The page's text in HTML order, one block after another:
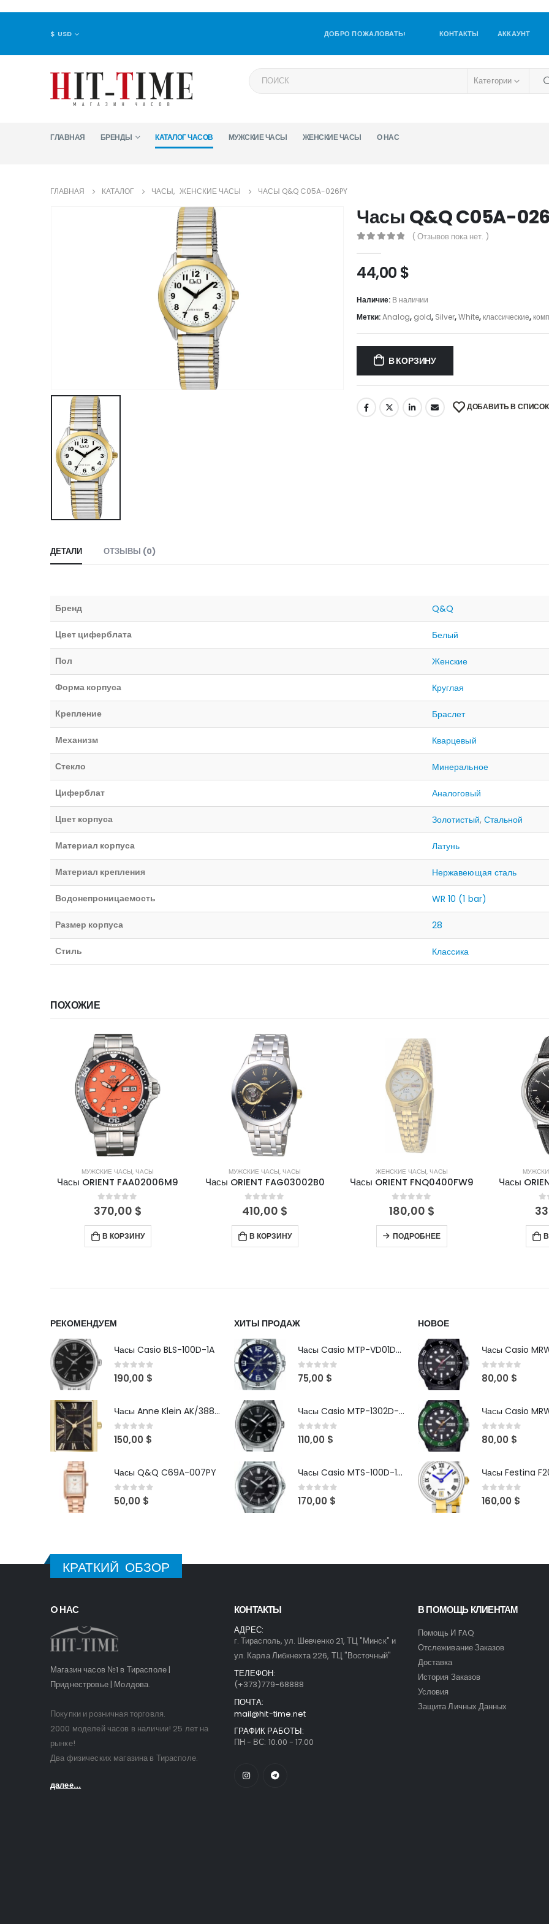
$ USD ДОБРО ПОЖАЛОВАТЬ! КОНТАКТЫ АККАУНТ
Категории
ГЛАВНАЯ БРЕНДЫ КАТАЛОГ ЧАСОВ МУЖСКИЕ ЧАСЫ ЖЕНСКИЕ ЧАСЫ О НАС
ГЛАВНАЯ КАТАЛОГ ЧАСЫ, ЖЕНСКИЕ ЧАСЫ ЧАСЫ Q&Q C05A-026PY
Часы Q&Q C05A-
( Отзывов пока нет. )
44,00 $
Наличие: В наличии
Метки:Analog, gold, Silver,White,классические,
В КОРЗИНУ
ДОБАВИТЬ В
ДЕТАЛИ ОТЗЫВЫ (0)
Бренд Q&Q
Цвет циферблата Белый
Пол Женские
Форма корпуса Круглая
Крепление Браслет
Механизм Кварцевый
Стекло Минеральное
Циферблат Аналоговый
Цвет корпуса Золотистый, Стальной
Материал корпуса Латунь
Материал крепления Нержавеющая сталь
Водонепроницаемость WR 10 (1 bar)
Размер корпуса 28
Стиль Классика
ПОХОЖИЕ
МУЖСКИЕ ЧАСЫ, ЧАСЫ
Часы ORIENT FAA02006M9
0out of 5
370,00 $
В КОРЗИНУ
МУЖСКИЕ ЧАСЫ, ЧАСЫ
Часы ORIENT FAG03002B0
0out of 5
410,00 $
В КОРЗИНУ
НЕТ В НАЛИЧИИ
ЖЕНСКИЕ ЧАСЫ, ЧАСЫ
Часы ORIENT FNQ0400FW9
0out of 5
180,00 $
ПОДРОБНЕЕ
Часы
0
РЕКОМЕНДУЕМ
Часы Casio BLS-100D-1A
0out of 5
190,00 $
Часы Anne Klein AK/3882BKGB
0out of 5
150,00 $
Часы Q&Q C69A-007PY
0 out of 5
50,00 $
ХИТЫ ПРОДАЖ
Часы Casio MTP-VD01D-2B
0out of 5
75,00 $
Часы Casio MTP-1302D-1A1VDF
0out of 5
110,00 $
Часы Casio MTS-100D-1AV
0out of 5
170,00 $
НОВОЕ
0 out of 5
80,00 $
0 out of 5
80,00 $
Часы Festina
0out of 5
160,00 $
КРАТКИЙ ОБЗОР
O НАС
Магазин часов №1 в Тирасполе |
Приднестровье | Молдова.
Покупки и розничная торговля.
2000 моделей часов в наличии! 25 лет на
рынке!
Два физических магазина в Тирасполе.
далее...
КОНТАКТЫ
АДРЕС:
г. Тирасполь, ул. Шевченко 21, ТЦ "Минск" и
ул. Карла Либкнехта 226, ТЦ "Восточный"
ТЕЛЕФОН:
(+373)779-68888
ПОЧТА:
mail@hit-time.net
ГРАФИК РАБОТЫ:
ПН - ВС: 10.00 - 17.00
В ПОМОЩЬ КЛИЕНТАМ
Помощь И FAQ
Отслеживание Заказов
Доставка
История Заказов
Условия
Защита Личных Данных